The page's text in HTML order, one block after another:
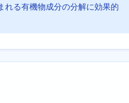
れる有機物成分の分解に効果的